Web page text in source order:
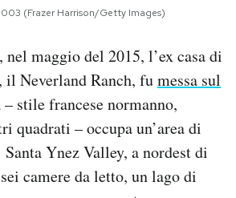
(Frazer Harrison/Getty Images)
nel maggio del 2015, l’ex casa di
il Neverland Ranch, fumessa sul
stile francese normanno,
quadrati – occupa un’area di
Ynez Valley, a nordest di
camere da letto, un lago di